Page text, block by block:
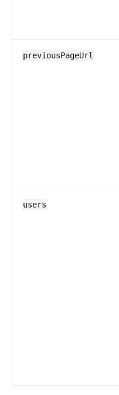
previousPageUrl
users